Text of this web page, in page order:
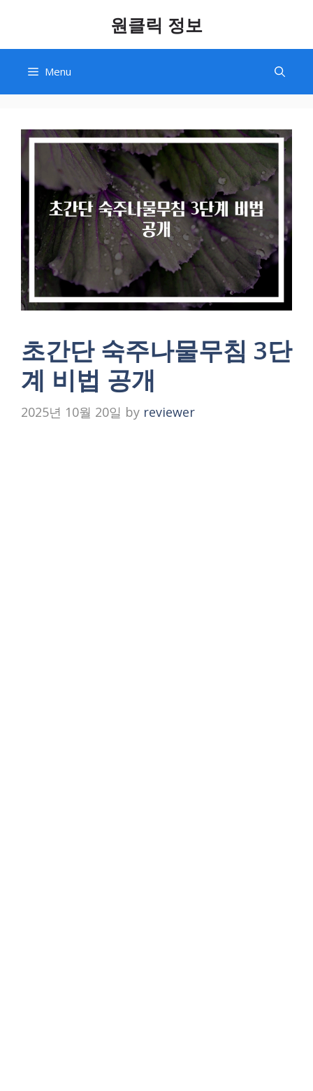
content
원클릭 정보
Menu
초간단 숙주나물무침 3단
계 비법 공개
2025년 10월 20일 by reviewer